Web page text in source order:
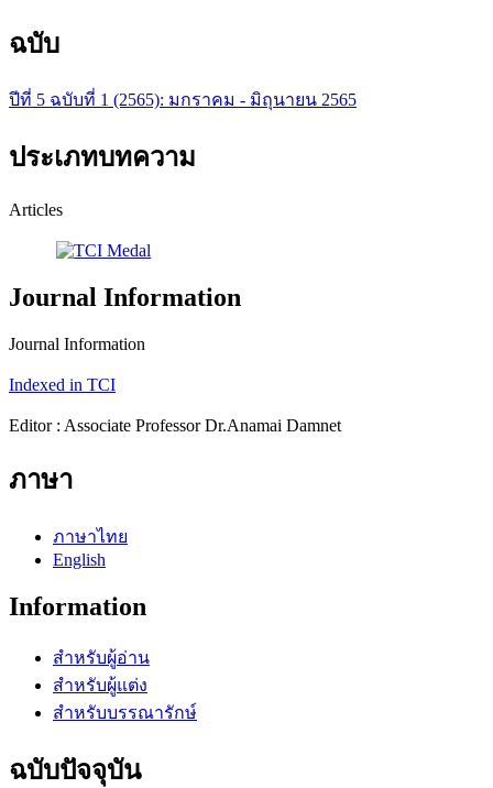
ฉบับ
ปีที่ 5 ฉบับที่ 1 (2565): มกราคม - มิถุนายน 2565
ประเภทบทความ
Articles
Journal Information
Journal Information
Indexed in TCI
Editor : Associate Professor Dr.Anamai Damnet
ภาษา
ภาษาไทย
English
Information
สำหรับผู้อ่าน
สำหรับผู้แต่ง
สำหรับบรรณารักษ์
ฉบับปัจจุบัน